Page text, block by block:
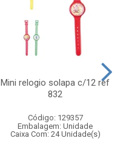
Mini relogio solapa c/12 ref
832
Código: 129357
Embalagem: Unidade
Caixa Com: 24 Unidade(s)